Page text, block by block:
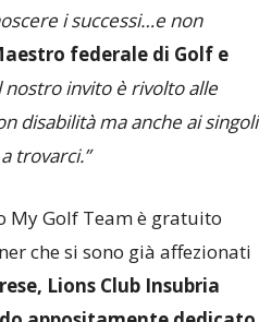
i successi…e non
federale di Golf e
nostro invito è rivolto alle
disabilità ma anche ai singoli
trovarci.”
My Golf Team è gratuito
che si sono già affezionati
Lions Club Insubria